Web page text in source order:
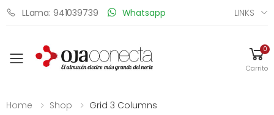
LLama: 941039739 Whatsapp LINKS
Toggle mobile menu
0
Carrito
Home Shop Grid 3 Columns